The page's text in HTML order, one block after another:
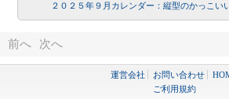
２０２５年９月カレンダー：縦型のかっこい
前へ 次へ
運営会社 お問い合わせ
ご利用規約